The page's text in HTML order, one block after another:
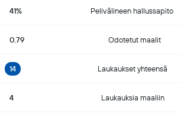
41% Pelivälineen hallussapito
0.79 Odotetut maalit
14 Laukaukset yhteensä
4 Laukauksia maaliin